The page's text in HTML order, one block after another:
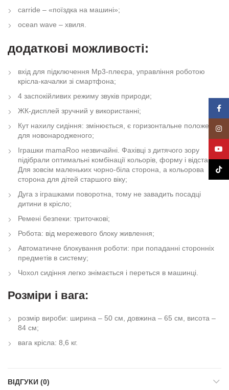
carride – «поїздка на машині»;
ocean wave – хвиля.
додаткові можливості:
вхід для підключення Mp3-плеєра, управління роботою
крісла-качалки зі смартфона;
4 заспокійливих режиму звуків природи;
ЖК-дисплей зручний у використанні;
Кут нахилу сидіння: змінюється, є горизонтальне положення
для новонародженого;
Іграшки mamaRoo незвичайні. Фахівці з дитячого зору
підібрали оптимальні комбінації кольорів, форму і відстань.
Для зовсім маленьких чорно-біла сторона, а кольорова
сторона для дітей старшого віку;
Дуга з іграшками поворотна, тому не завадить посадці
дитини в крісло;
Ремені безпеки: триточкові;
Робота: від мережевого блоку живлення;
Автоматичне блокування роботи: при попаданні сторонніх
предметів в систему;
Чохол сидіння легко знімається і переться в машинці.
Розміри і вага:
розмір вироби: ширина – 50 см, довжина – 65 см, висота –
84 см;
вага крісла: 8,6 кг.
ВІДГУКИ (0)